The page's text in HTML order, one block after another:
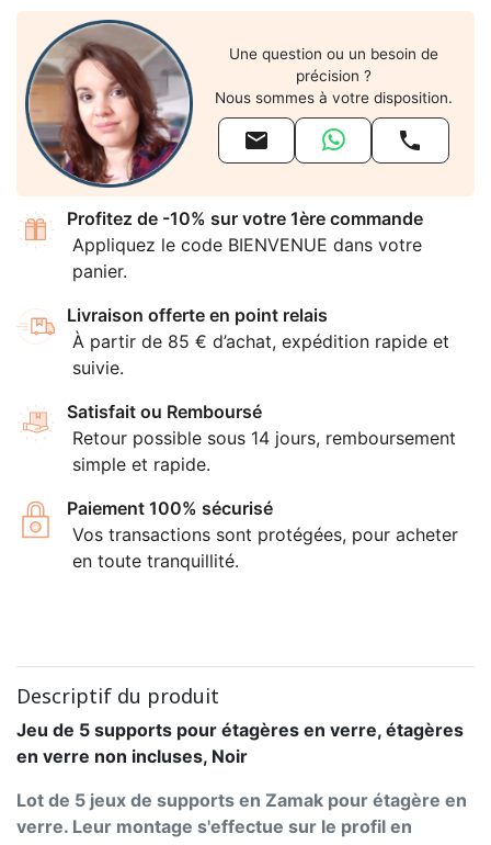
Une question ou un besoin de
précision ?
Nous sommes à votre disposition.
 
Profitez de -10% sur votre 1ère commande
Appliquez le code BIENVENUE dans votre
panier.
Livraison offerte en point relais
À partir de 85 € d’achat, expédition rapide et
suivie.
Satisfait ou Remboursé
Retour possible sous 14 jours, remboursement
simple et rapide.
Paiement 100% sécurisé
Vos transactions sont protégées, pour acheter
en toute tranquillité.
Descriptif du produit
Jeu de 5 supports pour étagères en verre, étagères
en verre non incluses, Noir
Lot de 5 jeux de supports en Zamak pour étagère en
verre. Leur montage s'effectue sur le profil en